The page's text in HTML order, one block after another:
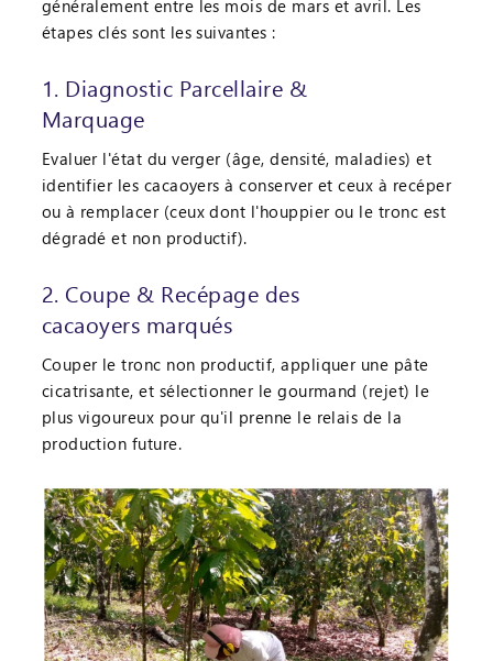
généralement entre les mois de mars et avril. Les
étapes clés sont les suivantes :
1. Diagnostic Parcellaire &
Marquage
Evaluer l'état du verger (âge, densité, maladies) et
identifier les cacaoyers à conserver et ceux à recéper
ou à remplacer (ceux dont l'houppier ou le tronc est
dégradé et non productif).
2. Coupe & Recépage des
cacaoyers marqués
Couper le tronc non productif, appliquer une pâte
cicatrisante, et sélectionner le gourmand (rejet) le
plus vigoureux pour qu'il prenne le relais de la
production future.